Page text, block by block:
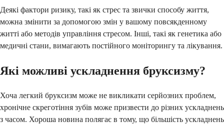
Деякі фактори ризику, такі як стрес та звички способу життя,
можна змінити за допомогою змін у вашому повсякденному
житті або методів управління стресом. Інші, такі як генетика або
медичні стани, вимагають постійного моніторингу та лікування.
Які можливі ускладнення бруксизму?
Хоча легкий бруксизм може не викликати серйозних проблем,
хронічне скреготіння зубів може призвести до різних ускладнень
з часом. Хороша новина полягає в тому, що більшість ускладнень